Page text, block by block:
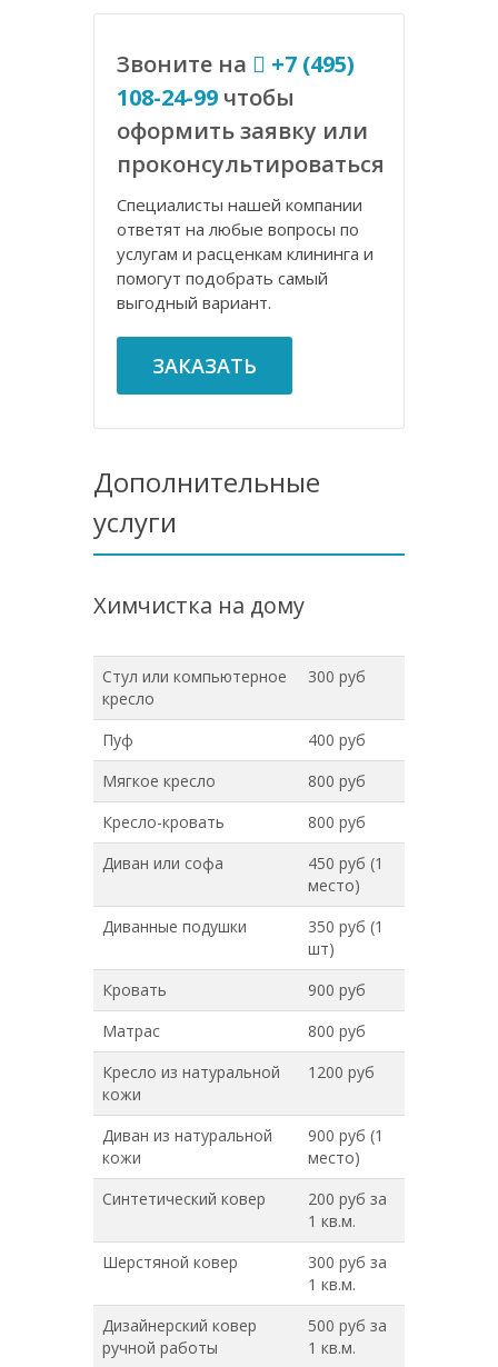
Звоните на
+7 (495)
108-24-99 чтобы
оформить заявку или
проконсультироваться
Специалисты нашей компании
ответят на любые вопросы по
услугам и расценкам клининга и
помогут подобрать самый
выгодный вариант.
ЗАКАЗАТЬ
Дополнительные
услуги
Химчистка на дому
Стул или компьютерное
кресло
300 руб
Пуф
400 руб
Мягкое кресло
800 руб
Кресло-кровать
800 руб
Диван или софа
450 руб (1
место)
Диванные подушки
350 руб (1
шт)
Кровать
900 руб
Матрас
800 руб
Кресло из натуральной
кожи
1200 руб
Диван из натуральной
кожи
900 руб (1
место)
Синтетический ковер
200 руб за
1 кв.м.
Шерстяной ковер
300 руб за
1 кв.м.
Дизайнерский ковер
ручной работы
500 руб за
1 кв.м.